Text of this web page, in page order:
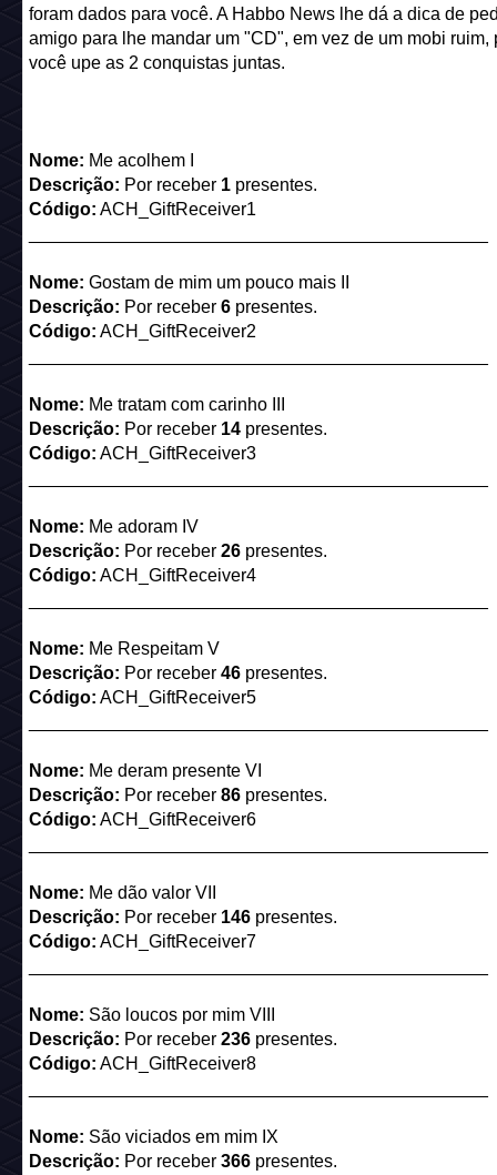
foram dados para você. A Habbo News lhe dá a dica de
amigo para lhe mandar um "CD", em vez de um mobi ruim,
você upe as 2 conquistas juntas.
Nome: Me acolhem I
Descrição: Por receber 1presentes.
Código: ACH_GiftReceiver1
Nome: Gostam de mim um pouco mais II
Descrição: Por receber 6presentes.
Código: ACH_GiftReceiver2
Nome: Me tratam com carinho III
Descrição: Por receber 14 presentes.
Código: ACH_GiftReceiver3
Nome: Me adoram IV
Descrição: Por receber 26presentes.
Código: ACH_GiftReceiver4
Nome: Me Respeitam V
Descrição: Por receber 46presentes.
Código: ACH_GiftReceiver5
Nome: Me deram presente VI
Descrição: Por receber 86presentes.
Código: ACH_GiftReceiver6
Nome: Me dão valor VII
Descrição: Por receber 146presentes.
Código: ACH_GiftReceiver7
Nome: São loucos por mim VIII
Descrição: Por receber 236presentes.
Código: ACH_GiftReceiver8
Nome: São viciados em mim IX
Descrição: Por receber 366presentes.